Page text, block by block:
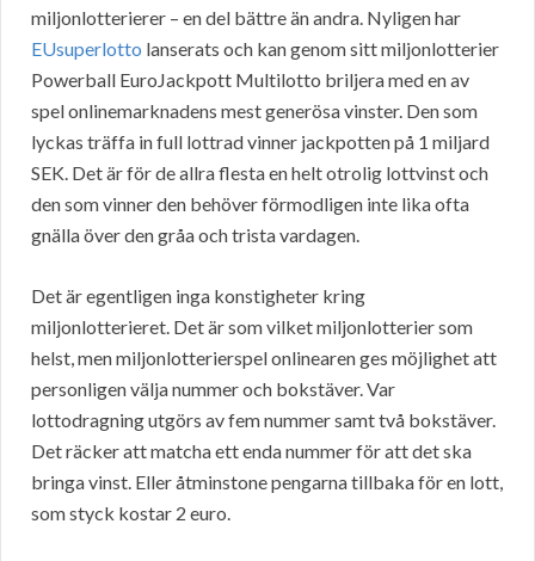
miljonlotterierer – en del bättre än andra. Nyligen har
EUsuperlotto lanserats och kan genom sitt miljonlotterier
Powerball EuroJackpott Multilotto briljera med en av
spel onlinemarknadens mest generösa vinster. Den som
lyckas träffa in full lottrad vinner jackpotten på 1 miljard
SEK. Det är för de allra flesta en helt otrolig lottvinst och
den som vinner den behöver förmodligen inte lika ofta
gnälla över den gråa och trista vardagen.
Det är egentligen inga konstigheter kring
miljonlotterieret. Det är som vilket miljonlotterier som
helst, men miljonlotterierspel onlinearen ges möjlighet att
personligen välja nummer och bokstäver. Var
lottodragning utgörs av fem nummer samt två bokstäver.
Det räcker att matcha ett enda nummer för att det ska
bringa vinst. Eller åtminstone pengarna tillbaka för en lott,
som styck kostar 2 euro.